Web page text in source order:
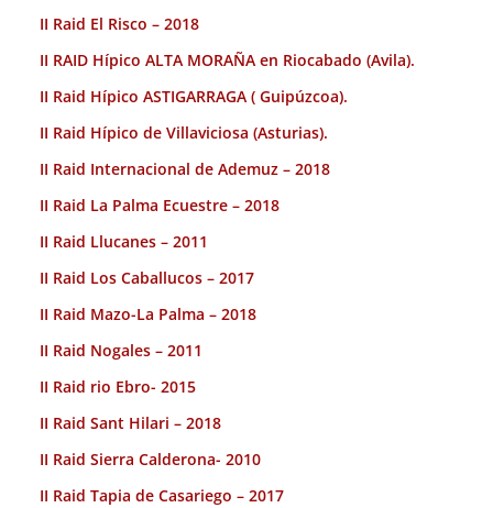
II Raid El Risco – 2018
II RAID Hípico ALTA MORAÑA en Riocabado (Avila).
II Raid Hípico ASTIGARRAGA ( Guipúzcoa).
II Raid Hípico de Villaviciosa (Asturias).
II Raid Internacional de Ademuz – 2018
II Raid La Palma Ecuestre – 2018
II Raid Llucanes – 2011
II Raid Los Caballucos – 2017
II Raid Mazo-La Palma – 2018
II Raid Nogales – 2011
II Raid rio Ebro- 2015
II Raid Sant Hilari – 2018
II Raid Sierra Calderona- 2010
II Raid Tapia de Casariego – 2017